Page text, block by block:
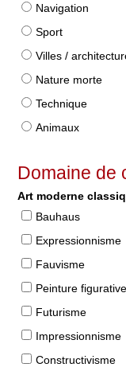
Navigation
Sport
Villes /
Nature morte
Technique
Animaux
Domaine de
Art moderne
Bauhaus
Expressionnisme
Fauvisme
Peinture
Futurisme
Impressionnisme
Constructivisme